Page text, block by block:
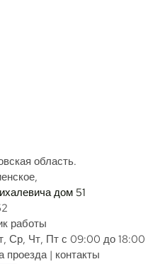
область.
дом 51
работы
Ср, Чт, Пт с 09:00 до 18:00
проезда | контакты